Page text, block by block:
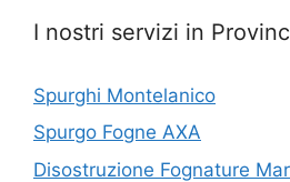
I nostri servizi in
Spurghi Montelanico
Spurgo Fogne AXA
Disostruzione Fognature